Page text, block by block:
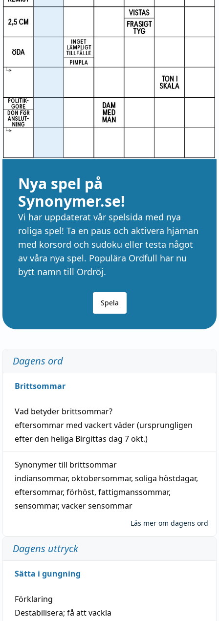
Nya spel på
Synonymer.se!
Vi har uppdaterat vår spelsida med nya
roliga spel! Ta en paus och aktivera hjärnan
med korsord och sudoku eller testa något
av våra nya spel. Populära Ordfull har nu
bytt namn till Ordröj.
Spela
Dagens ord
Brittsommar
Vad betyder brittsommar?
eftersommar med vackertväder(ursprungligen
efter den heliga Birgittas dag 7 okt.)
Synonymer till brittsommar
indiansommar, oktobersommar, soliga höstdagar,
eftersommar, förhöst, fattigmanssommar,
sensommar, vacker sensommar
Läs mer om dagens ord
Dagens uttryck
Sätta i gungning
Förklaring
Destabilisera; få att vackla